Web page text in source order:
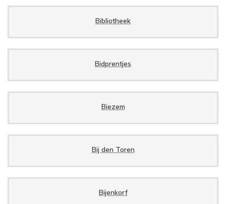
Bibliotheek
Bidprentjes
Biezem
Bij den Toren
Bijenkorf